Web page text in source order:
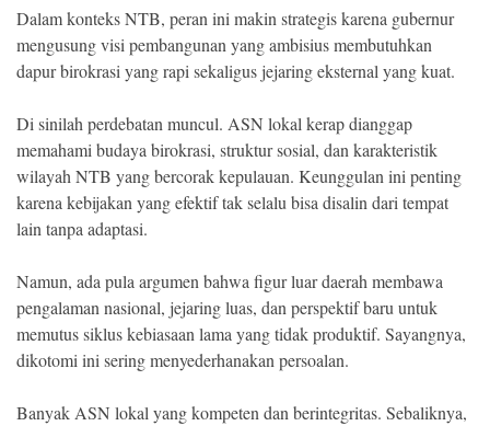
Dalam konteks NTB, peran ini makin strategis karena gubernur
mengusung visi pembangunan yang ambisius membutuhkan
dapur birokrasi yang rapi sekaligus jejaring eksternal yang kuat.
Di sinilah perdebatan muncul. ASN lokal kerap dianggap
memahami budaya birokrasi, struktur sosial, dan karakteristik
wilayah NTB yang bercorak kepulauan. Keunggulan ini penting
karena kebijakan yang efektif tak selalu bisa disalin dari tempat
lain tanpa adaptasi.
Namun, ada pula argumen bahwa figur luar daerah membawa
pengalaman nasional, jejaring luas, dan perspektif baru untuk
memutus siklus kebiasaan lama yang tidak produktif. Sayangnya,
dikotomi ini sering menyederhanakan persoalan.
Banyak ASN lokal yang kompeten dan berintegritas. Sebaliknya,